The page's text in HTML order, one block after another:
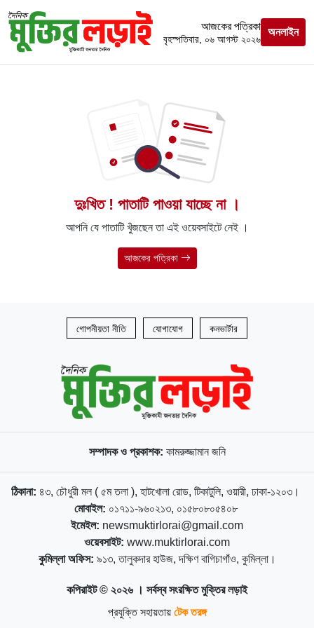
আজকের পত্রিকা
বৃহস্পতিবার, ০৬ আগস্ট ২০২৬
অনলাইন
দুঃখিত ! পাতাটি পাওয়া যাচ্ছে না ।
আপনি যে পাতাটি খুঁজছেন তা এই ওয়েবসাইটে নেই ।
আজকের পত্রিকা
গোপনীয়তা নীতি যোগাযোগ কনভার্টার
সম্পাদক ও প্রকাশক: কামরুজ্জামান জনি
ঠিকানা: ৪৩, চৌধুরী মল ( ৫ম তলা ), হাটখোলা রোড, টিকাটুলি, ওয়ারী, ঢাকা-১২০৩।
মোবাইল: ০১৭১১-৯৬০২১৩, ০১৫৮০৮০৫৪০৮
ইমেইল: newsmuktirlorai@gmail.com
ওয়েবসাইট: www.muktirlorai.com
কুমিল্লা অফিস: ৯১৩, তালুকদার হাউজ, দক্ষিণ বাগিচাগাঁও, কুমিল্লা।
কপিরাইট © ২০২৬ । সর্বস্ব সংরক্ষিত মুক্তির লড়াই
প্রযুক্তি সহায়তায় টেক তরঙ্গ